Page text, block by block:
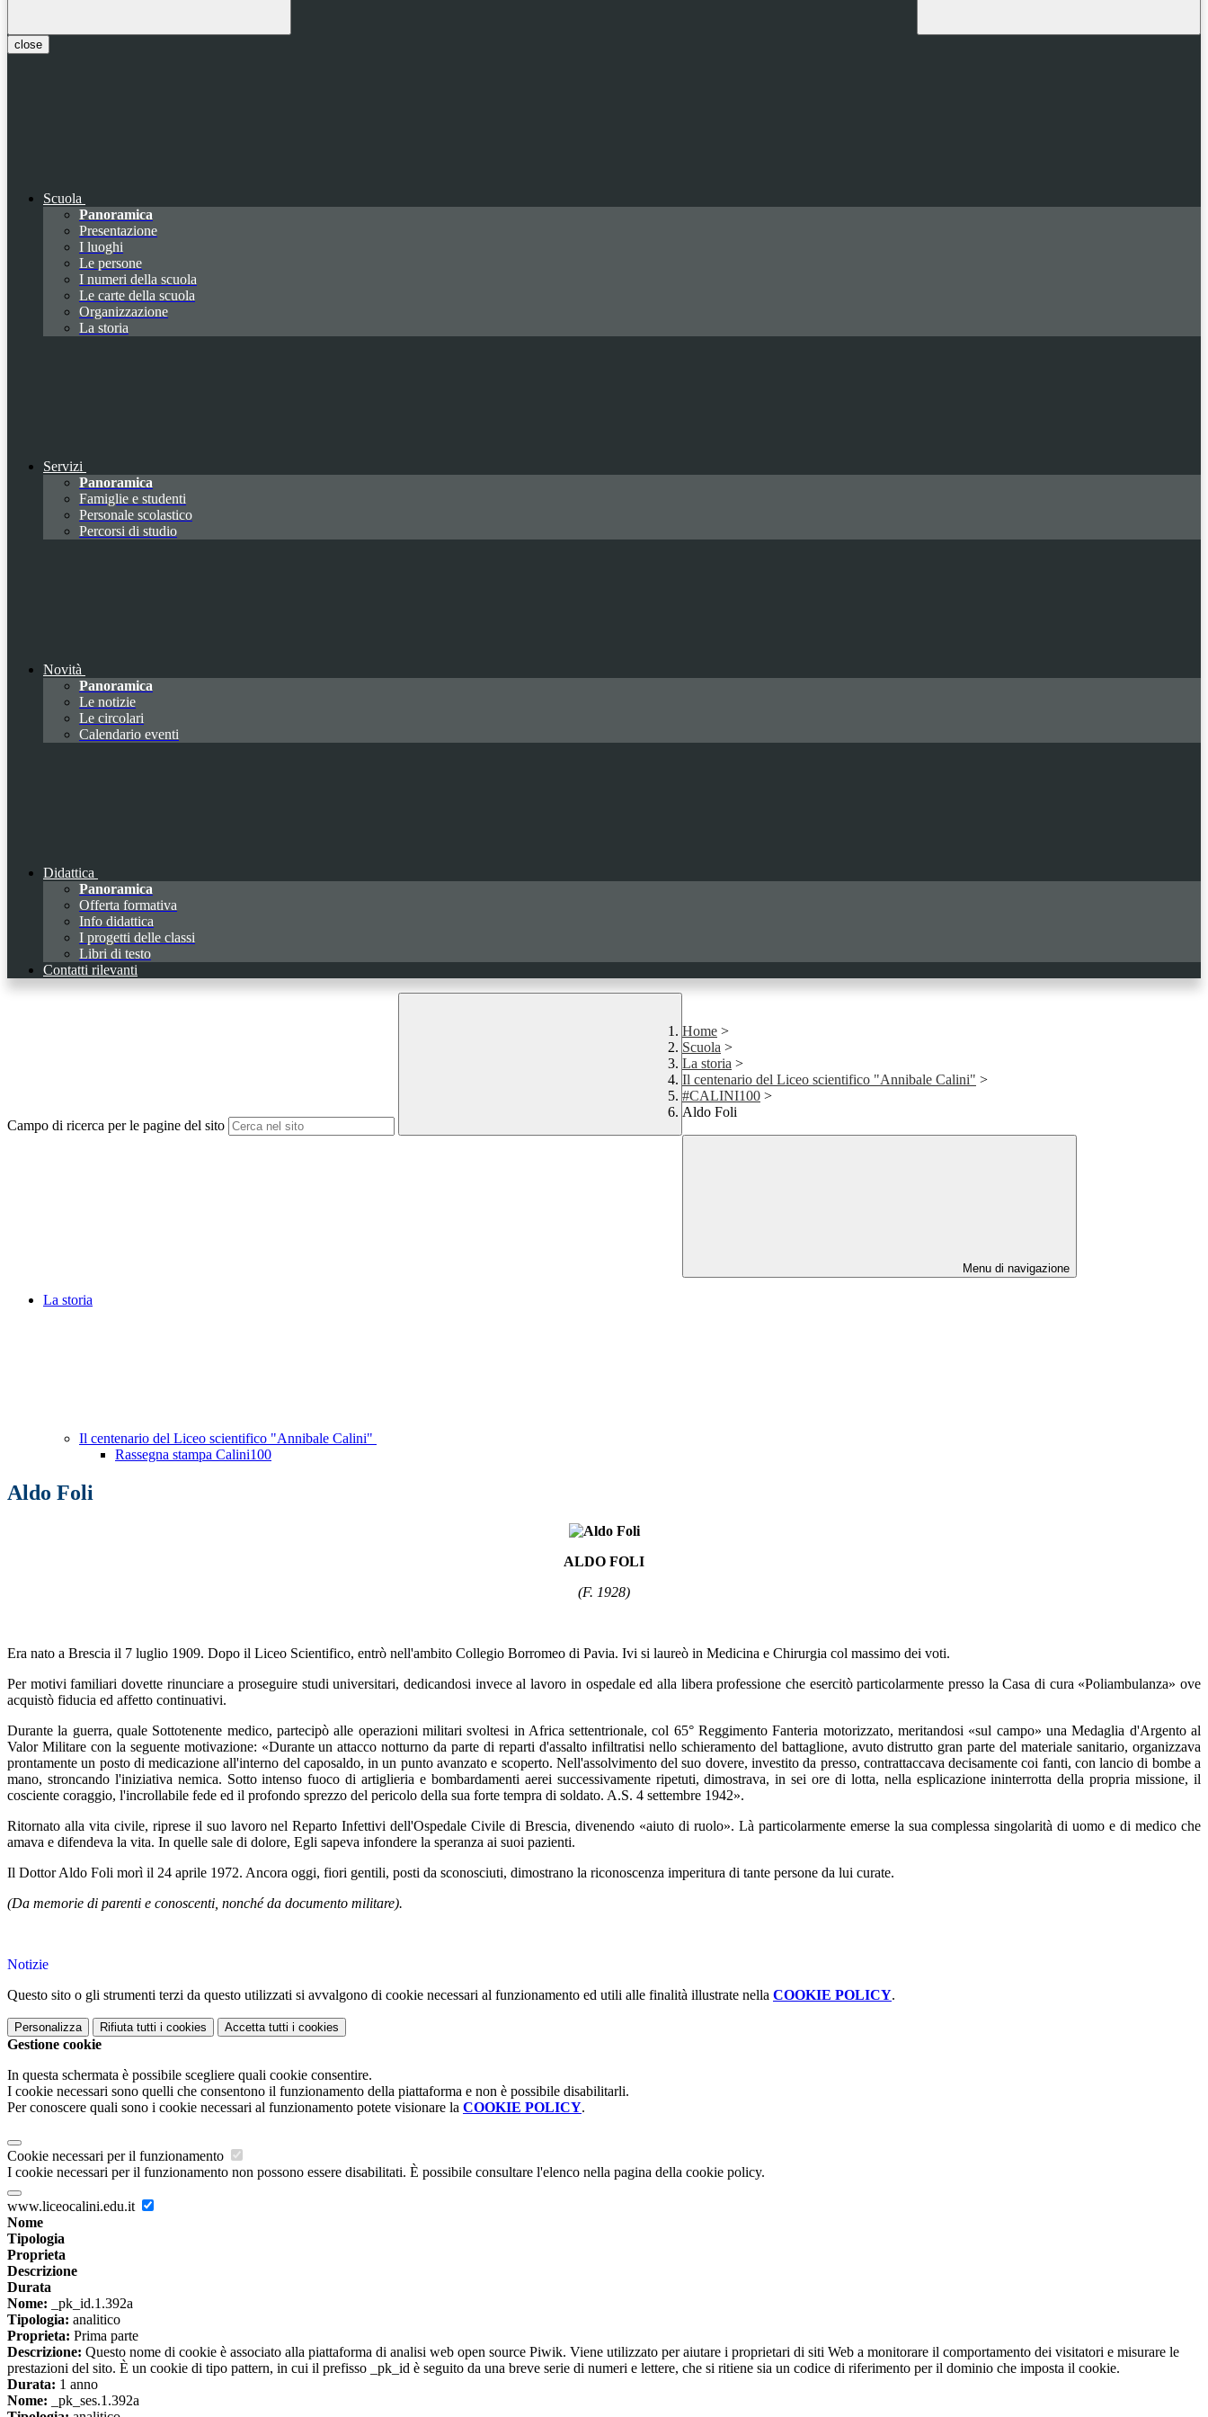
close
Scuola
Panoramica
Presentazione
I luoghi
Le persone
I numeri della scuola
Le carte della scuola
Organizzazione
La storia
Servizi
Panoramica
Famiglie e studenti
Personale scolastico
Percorsi di studio
Novità
Panoramica
Le notizie
Le circolari
Calendario eventi
Didattica
Panoramica
Offerta formativa
Info didattica
I progetti delle classi
Libri di testo
Contatti rilevanti
Campo di ricerca per le pagine del sito
Home >
Scuola >
La storia >
Il centenario del Liceo scientifico "Annibale Calini" >
#CALINI100 >
Aldo Foli
Menu di navigazione
La storia
Il centenario del Liceo scientifico "Annibale Calini"
Rassegna stampa Calini100
Aldo Foli
ALDO FOLI
(F. 1928)
Era nato a Brescia il 7 luglio 1909. Dopo il Liceo Scientifico, entrò nell'ambito Collegio Borromeo di Pavia. Ivi si laureò in Medicina e Chirurgia col massimo dei voti.
Per motivi familiari dovette rinunciare a proseguire studi universitari, dedicandosi invece al lavoro in ospedale ed alla libera professione che esercitò particolarmente presso la Casa di cura «Poliambulanza» ove
acquistò fiducia ed affetto continuativi.
Durante la guerra, quale Sottotenente medico, partecipò alle operazioni militari svoltesi in Africa settentrionale, col 65° Reggimento Fanteria motorizzato, meritandosi «sul campo» una Medaglia d'Argento al
Valor Militare con la seguente motivazione: «Durante un attacco notturno da parte di reparti d'assalto infiltratisi nello schieramento del battaglione, avuto distrutto gran parte del materiale sanitario, organizzava
prontamente un posto di medicazione all'interno del caposaldo, in un punto avanzato e scoperto. Nell'assolvimento del suo dovere, investito da presso, contrattaccava decisamente coi fanti, con lancio di bombe a
mano, stroncando l'iniziativa nemica. Sotto intenso fuoco di artiglieria e bombardamenti aerei successivamente ripetuti, dimostrava, in sei ore di lotta, nella esplicazione ininterrotta della propria missione, il
cosciente coraggio, l'incrollabile fede ed il profondo sprezzo del pericolo della sua forte tempra di soldato. A.S. 4 settembre 1942».
Ritornato alla vita civile, riprese il suo lavoro nel Reparto Infettivi dell'Ospedale Civile di Brescia, divenendo «aiuto di ruolo». Là particolarmente emerse la sua complessa singolarità di uomo e di medico che
amava e difendeva la vita. In quelle sale di dolore, Egli sapeva infondere la speranza ai suoi pazienti.
Il Dottor Aldo Foli morì il 24 aprile 1972. Ancora oggi, fiori gentili, posti da sconosciuti, dimostrano la riconoscenza imperitura di tante persone da lui curate.
(Da memorie di parenti e conoscenti, nonché da documento militare).
Notizie
Questo sito o gli strumenti terzi da questo utilizzati si avvalgono di cookie necessari al funzionamento ed utili alle finalità illustrate nella COOKIE POLICY.
Personalizza Rifiuta tutti i cookies Accetta tutti i cookies
Gestione cookie
In questa schermata è possibile scegliere quali cookie consentire.
I cookie necessari sono quelli che consentono il funzionamento della piattaforma e non è possibile disabilitarli.
Per conoscere quali sono i cookie necessari al funzionamento potete visionare la COOKIE POLICY.
Cookie necessari per il funzionamento
I cookie necessari per il funzionamento non possono essere disabilitati. È possibile consultare l'elenco nella pagina della cookie policy.
www.liceocalini.edu.it
Nome
Tipologia
Proprieta
Descrizione
Durata
Nome: _pk_id.1.392a
Tipologia: analitico
Proprieta: Prima parte
Descrizione: Questo nome di cookie è associato alla piattaforma di analisi web open source Piwik. Viene utilizzato per aiutare i proprietari di siti Web a monitorare il comportamento dei visitatori e misurare le
prestazioni del sito. È un cookie di tipo pattern, in cui il prefisso _pk_id è seguito da una breve serie di numeri e lettere, che si ritiene sia un codice di riferimento per il dominio che imposta il cookie.
Durata: 1 anno
Nome: _pk_ses.1.392a